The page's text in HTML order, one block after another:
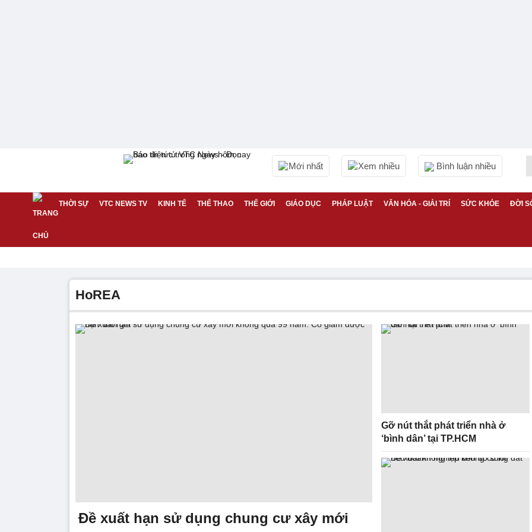
Mới nhất Xem nhiều Bình luận nhiều
THỜI SỰ VTC NEWS TV KINH TẾ THỂ THAO THẾ GIỚI GIÁO DỤC PHÁP LUẬT VĂN HÓA - GIẢI TRÍ SỨC KHỎE ĐỜI
HoREA
Đề xuất hạn sử dụng chung cư xây mới
Gỡ nút thắt phát triển nhà ở
‘bình dân’ tại TP.HCM